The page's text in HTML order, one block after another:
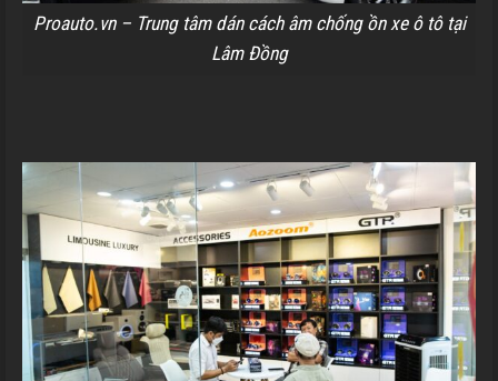
Proauto.vn – Trung tâm dán cách âm chống ồn xe ô tô tại
Lâm Đồng